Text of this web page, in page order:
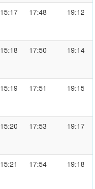
15:17 17:48 19:12
15:18 17:50 19:14
15:19 17:51 19:15
15:20 17:53 19:17
15:21 17:54 19:18